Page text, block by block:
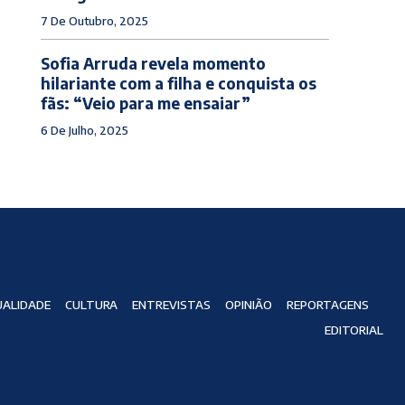
7 De Outubro, 2025
Sofia Arruda revela momento
hilariante com a filha e conquista os
fãs: “Veio para me ensaiar”
6 De Julho, 2025
CULTURA ENTREVISTAS OPINIÃO
REPORTAGENS
EDITORIAL